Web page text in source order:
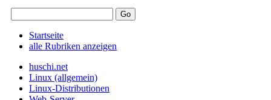
Startseite
alle Rubriken anzeigen
huschi.net
Linux (allgemein)
Linux-Distributionen